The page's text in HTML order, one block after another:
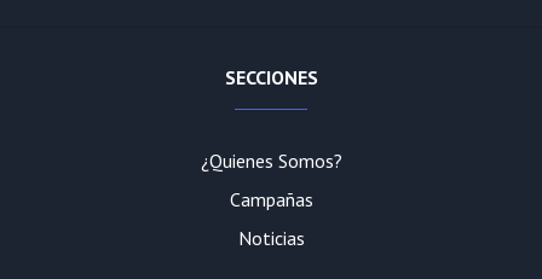
SECCIONES
¿Quienes Somos?
Campañas
Noticias